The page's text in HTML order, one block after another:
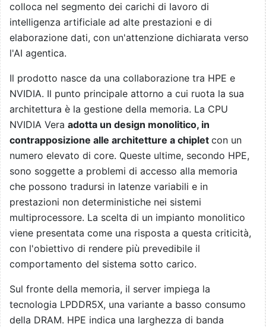
colloca nel segmento dei carichi di lavoro di
intelligenza artificiale ad alte prestazioni e di
elaborazione dati, con un'attenzione dichiarata verso
l'AI agentica.
Il prodotto nasce da una collaborazione tra HPE e
NVIDIA. Il punto principale attorno a cui ruota la sua
architettura è la gestione della memoria. La CPU
NVIDIA Vera adotta un design monolitico, in
contrapposizione alle architetture a chiplet con un
numero elevato di core. Queste ultime, secondo HPE,
sono soggette a problemi di accesso alla memoria
che possono tradursi in latenze variabili e in
prestazioni non deterministiche nei sistemi
multiprocessore. La scelta di un impianto monolitico
viene presentata come una risposta a questa criticità,
con l'obiettivo di rendere più prevedibile il
comportamento del sistema sotto carico.
Sul fronte della memoria, il server impiega la
tecnologia LPDDR5X, una variante a basso consumo
della DRAM. HPE indica una larghezza di banda